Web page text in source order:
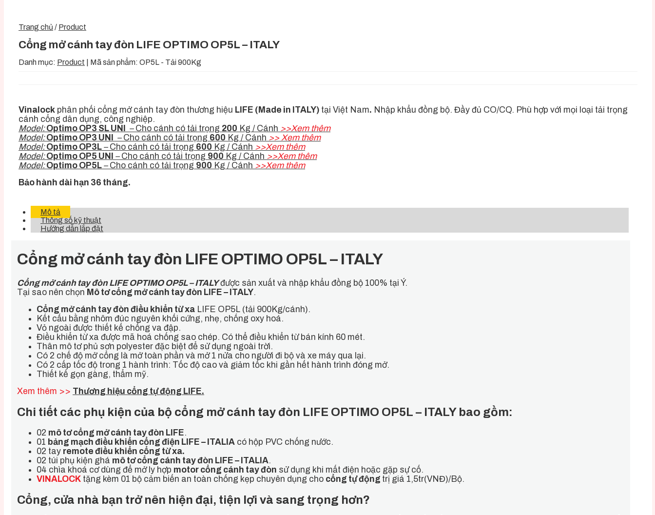
Trang chủ / Product
Cổng mở cánh tay đòn LIFE OPTIMO OP5L – ITALY
Danh mục: Product Mã sản phẩm: OP5L - Tải 900Kg
Vinalock phân phối cổng mở cánh tay đòn thương hiệu LIFE (Made in ITALY) tại Việt Nam. Nhập khẩu đồng bộ. Đầy đủ CO/CQ. Phù hợp với mọi loại tải trọng
cánh cổng dân dụng, công nghiệp.
Model:Optimo OP3 SL UNI – Cho cánh có tải trọng 200 Kg / Cánh >>Xem thêm
Model:Optimo OP3 UNI – Cho cánh có tải trọng 600 Kg / Cánh >> Xem thêm
Model:Optimo OP3L – Cho cánh có tải trọng 600 Kg / Cánh >>Xem thêm
Model:Optimo OP5 UNI – Cho cánh có tải trọng 900 Kg / Cánh >>Xem thêm
Model:Optimo OP5L – Cho cánh có tải trọng 900 Kg / Cánh >>Xem thêm
Bảo hành dài hạn 36 tháng.
Mô tả
Thông số kỹ thuật
Hướng dẫn lắp đặt
Cổng mở cánh tay đòn LIFE OPTIMO OP5L – ITALY
Cổng mở cánh tay đòn LIFE OPTIMO OP5L – ITALYđược sản xuất và nhập khẩu đồng bộ 100% tại Ý.
Tại sao nên chọn Mô tơ cổng mở cánh tay đòn LIFE – ITALY.
Cổng mở cánh tay đòn điều khiển từ xa LIFE OP5L (tải 900Kg/cánh).
Kết cấu bằng nhôm đúc nguyên khối cứng, nhẹ, chống oxy hoá.
Vỏ ngoài được thiết kế chống va đập.
Điều khiển từ xa được mã hoá chống sao chép. Có thể điều khiển từ bán kính 60 mét.
Thân mô tơ phủ sơn polyester đặc biệt để sử dụng ngoài trời.
Có 2 chế độ mở cổng là mở toàn phần và mở 1 nửa cho người đi bộ và xe máy qua lại.
Có 2 cấp tốc độ trong 1 hành trình: Tốc độ cao và giảm tốc khi gần hết hành trình đóng mở.
Thiết kế gọn gàng, thẩm mỹ.
Xem thêm >> Thương hiệu cổng tự động LIFE.
Chi tiết các phụ kiện của bộ cổng mở cánh tay đòn LIFE OPTIMO OP5L – ITALY bao gồm:
02 mô tơ cổng mở cánh tay đòn LIFE.
01 bảng mạch điều khiển cổng điện LIFE – ITALIA có hộp PVC chống nước.
02 tay remote điều khiển cổng từ xa.
02 túi phụ kiện ghá mô tơ cổng cánh tay đòn LIFE – ITALIA.
04 chìa khoá cơ dùng để mở ly hợp motor cổng cánh tay đòn sử dụng khi mất điện hoặc gặp sự cố.
VINALOCK tặng kèm 01 bộ cảm biến an toàn chống kẹp chuyên dụng cho cổng tự động trị giá 1,5tr(VNĐ)/Bộ.
Cổng, cửa nhà bạn trở nên hiện đại, tiện lợi và sang trọng hơn?